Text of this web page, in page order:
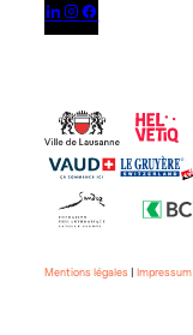
  
Mentions légales |Impressum